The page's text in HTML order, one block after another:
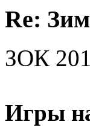
Re:
ЗОК
Игры